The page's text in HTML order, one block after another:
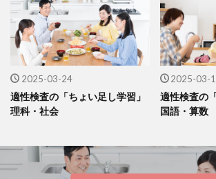
2025-03-24
適性検査の「ちょい足し学習」
理科・社会
2025-03-
適性検査の
国語・算数